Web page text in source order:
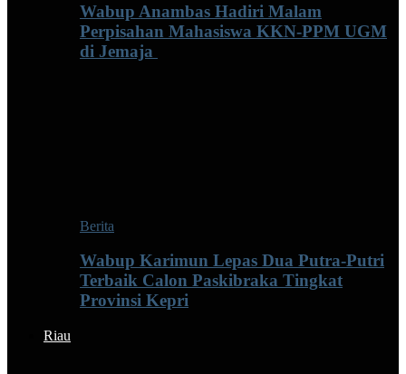
Wabup Anambas Hadiri Malam
Perpisahan Mahasiswa KKN-PPM UGM
di Jemaja ‎
Berita
Wabup Karimun Lepas Dua Putra-Putri
Terbaik Calon Paskibraka Tingkat
Provinsi Kepri
Riau